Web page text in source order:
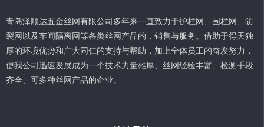
青岛泽顺达五金丝网有限公司多年来一直致力于护栏网、围栏网、防
裂网以及车间隔离网等各类丝网产品的，销售与服务。借助于得天独
厚的环境优势和广大同仁的支持与帮助，加上全体员工的奋发努力，
使我公司迅速发展成为一个技术力量雄厚、丝网经验丰富、检测手段
齐全、可多种丝网产品的企业。